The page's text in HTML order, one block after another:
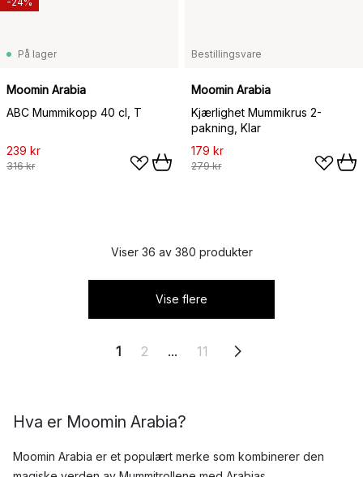
På lager
Moomin Arabia
ABC Mummikopp 40 cl, T
239 kr
316 kr
Bestillingsvare
Moomin Arabia
Kjærlighet Mummikrus 2-
pakning, Klar
179 kr
279 kr
Viser 36 av 380 produkter
Vise flere
1 2 ... 11
Hva er Moomin Arabia?
Moomin Arabia er et populært merke som kombinerer den